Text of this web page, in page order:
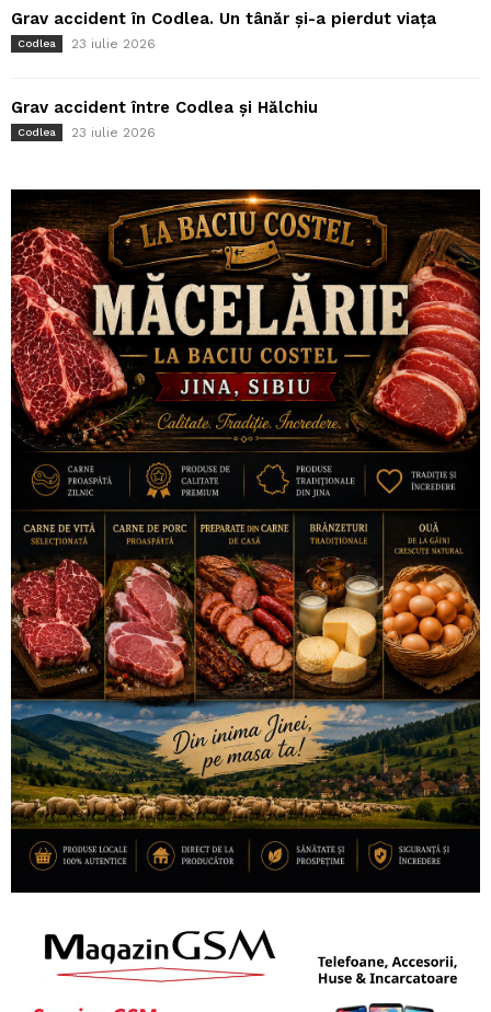
Grav accident în Codlea. Un tânăr și-a pierdut viața
Codlea 23 iulie 2026
Grav accident între Codlea și Hălchiu
Codlea 23 iulie 2026